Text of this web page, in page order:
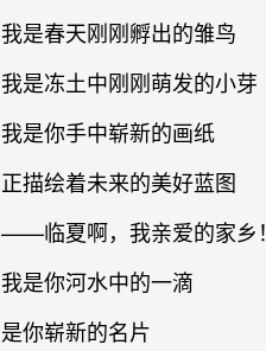
我是春天刚刚孵出的雏鸟
我是冻土中刚刚萌发的小芽
我是你手中崭新的画纸
正描绘着未来的美好蓝图
——临夏啊，我亲爱的家乡！
我是你河水中的一滴
是你崭新的名片